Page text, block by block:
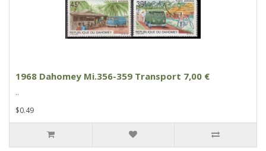
1968 Dahomey Mi.356-359 Transport 7,00 €
..
$0.49